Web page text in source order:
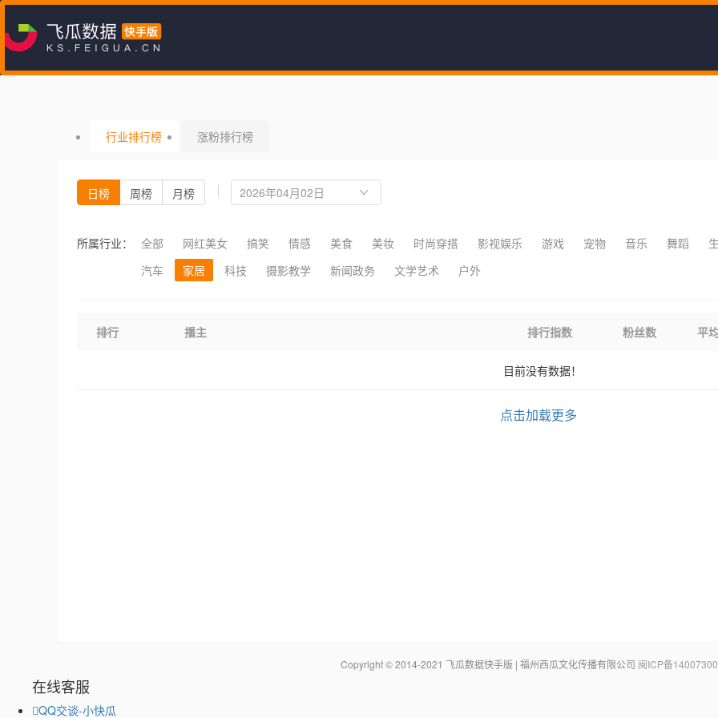
行业排行榜 涨粉排行榜
日榜 周榜 月榜
所属行业： 全部 网红美女 搞笑 情感 美食 美妆 时尚穿搭 影视娱乐 游戏 宠物 音乐 舞蹈
汽车
家居 科技 摄影教学 新闻政务 文学艺术 户外
排行 播主 排行指数 粉丝数 平
目前没有数据！
点击加载更多
Copyright © 2014-2021 飞瓜数据快手版 | 福州西瓜文化传播有限公司 闽ICP备
在线客服
QQ交谈-小快瓜